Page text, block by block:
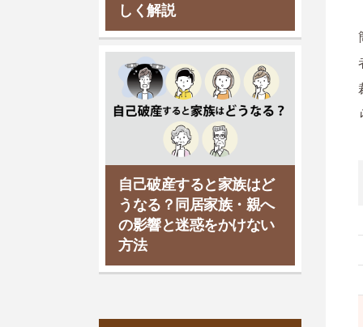
しく解説
自己破産すると家族はど
うなる？同居家族・親へ
の影響と迷惑をかけない
方法